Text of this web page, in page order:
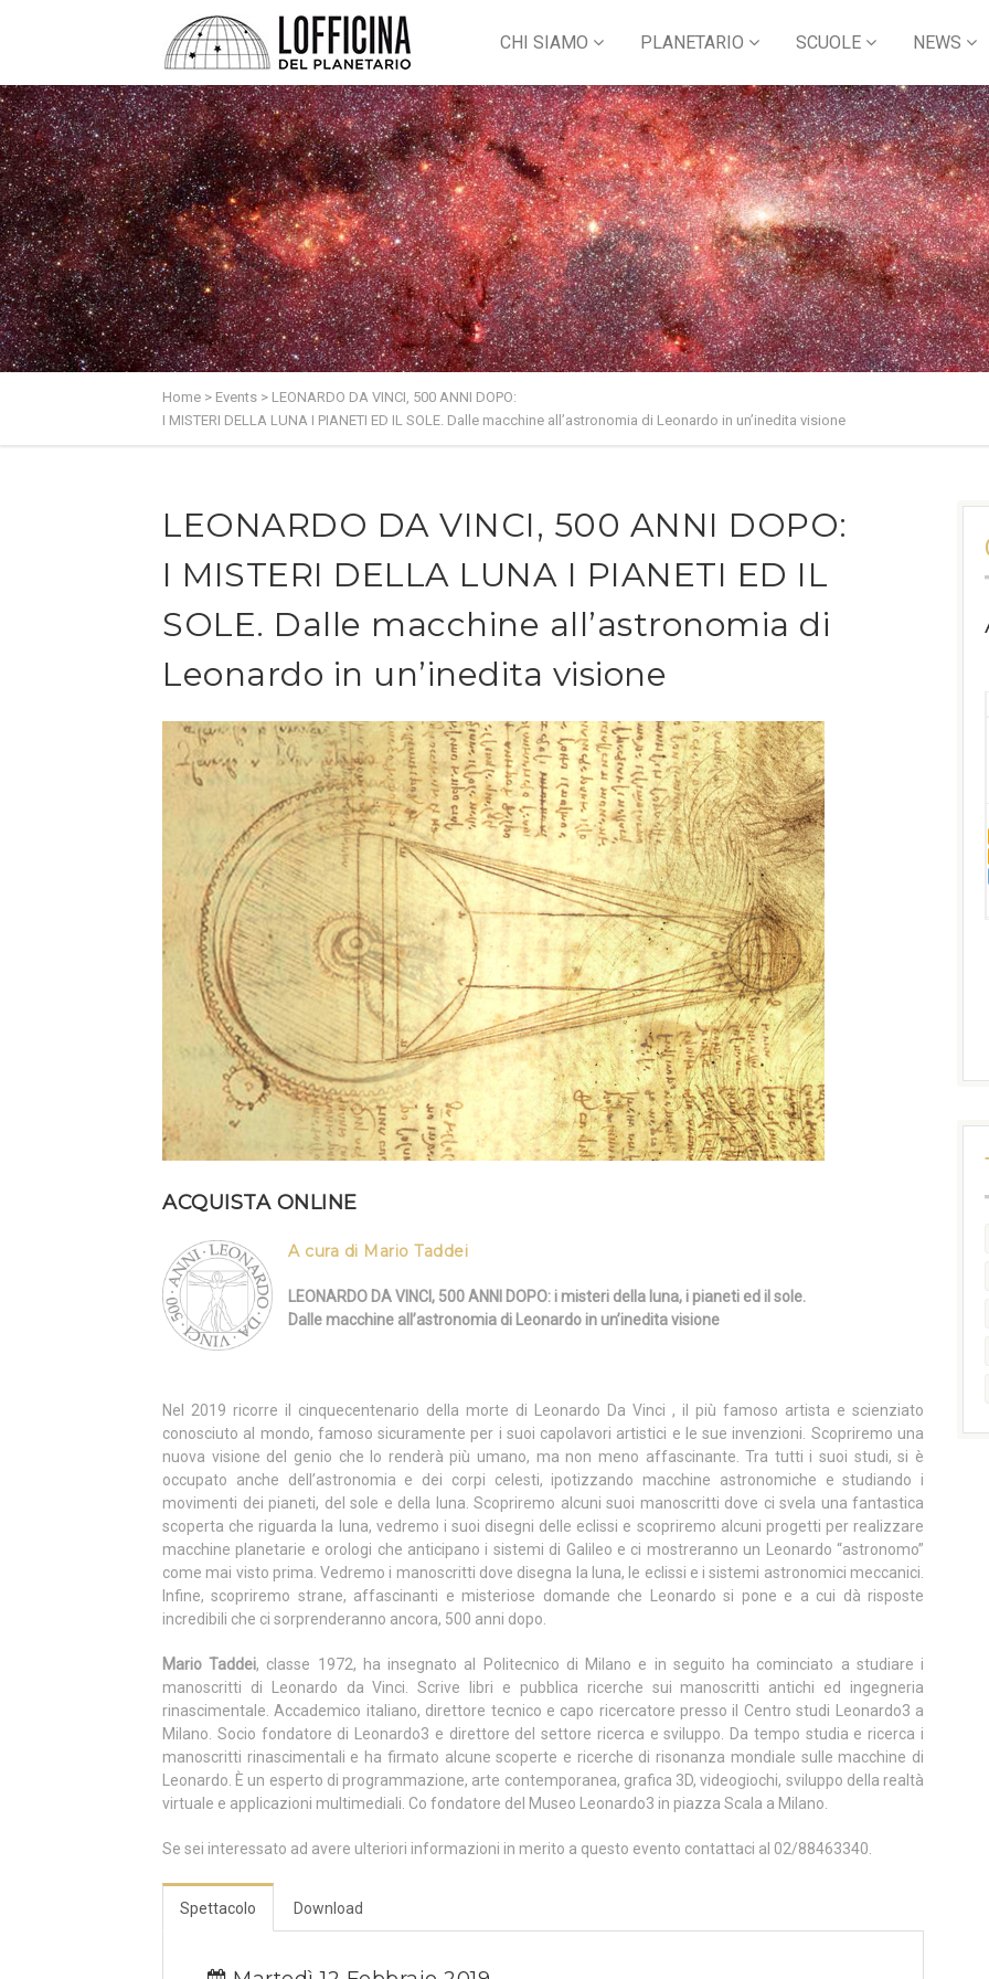
CHI SIAMO PLANETARIO SCUOLE NEWS
Home > Events > LEONARDO DA VINCI, 500 ANNI DOPO:
I MISTERI DELLA LUNA I PIANETI ED IL SOLE. Dalle macchine all’astronomia di Leonardo in un’inedita visione
LEONARDO DA VINCI, 500 ANNI DOPO:
I MISTERI DELLA LUNA I PIANETI ED IL
SOLE. Dalle macchine all’astronomia di
Leonardo in un’inedita visione
ACQUISTA ONLINE
A cura di Mario Taddei
LEONARDO DA VINCI, 500 ANNI DOPO: i misteri della luna, i pianeti ed il sole.
Dalle macchine all’astronomia di Leonardo in un’inedita visione
Nel 2019 ricorre il cinquecentenario della morte di Leonardo Da Vinci , il più famoso artista e scienziato
conosciuto al mondo, famoso sicuramente per i suoi capolavori artistici e le sue invenzioni. Scopriremo una
nuova visione del genio che lo renderà più umano, ma non meno affascinante. Tra tutti i suoi studi, si è
occupato anche dell’astronomia e dei corpi celesti, ipotizzando macchine astronomiche e studiando i
movimenti dei pianeti, del sole e della luna. Scopriremo alcuni suoi manoscritti dove ci svela una fantastica
scoperta che riguarda la luna, vedremo i suoi disegni delle eclissi e scopriremo alcuni progetti per realizzare
macchine planetarie e orologi che anticipano i sistemi di Galileo e ci mostreranno un Leonardo “astronomo”
come mai visto prima. Vedremo i manoscritti dove disegna la luna, le eclissi e i sistemi astronomici meccanici.
Infine, scopriremo strane, affascinanti e misteriose domande che Leonardo si pone e a cui dà risposte
incredibili che ci sorprenderanno ancora, 500 anni dopo.
Mario Taddei, classe 1972, ha insegnato al Politecnico di Milano e in seguito ha cominciato a studiare i
manoscritti di Leonardo da Vinci. Scrive libri e pubblica ricerche sui manoscritti antichi ed ingegneria
rinascimentale. Accademico italiano, direttore tecnico e capo ricercatore presso il Centro studi Leonardo3 a
Milano. Socio fondatore di Leonardo3 e direttore del settore ricerca e sviluppo. Da tempo studia e ricerca i
manoscritti rinascimentali e ha firmato alcune scoperte e ricerche di risonanza mondiale sulle macchine di
Leonardo. È un esperto di programmazione, arte contemporanea, grafica 3D, videogiochi, sviluppo della realtà
virtuale e applicazioni multimediali. Co fondatore del Museo Leonardo3 in piazza Scala a Milano.
Se sei interessato ad avere ulteriori informazioni in merito a questo evento contattaci al 02/88463340.
Spettacolo Download